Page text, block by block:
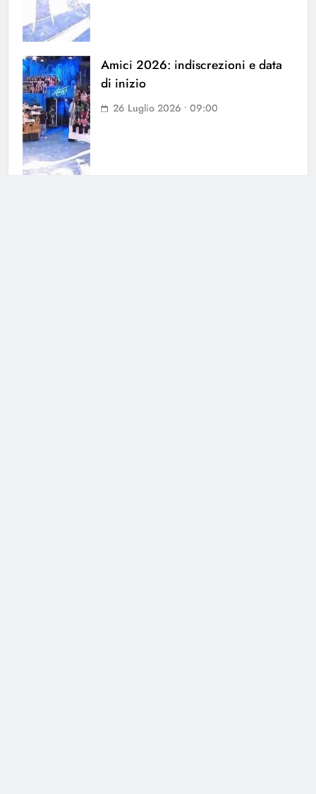
Amici 2026: indiscrezioni e data
di inizio
26 Luglio 2026 • 09:00